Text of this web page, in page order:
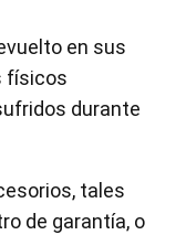
en sus
físicos
durante
tales
de garantía, o